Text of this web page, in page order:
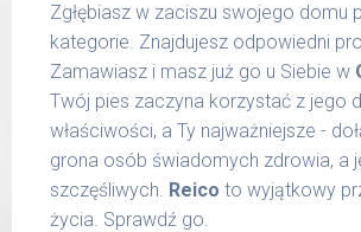
Zgłębiasz w zaciszu swojego domu
kategorie. Znajdujesz odpowiedni
Zamawiasz i masz już go u Siebie w
Twój pies zaczyna korzystać z jego
właściwości, a Ty najważniejsze -
grona osób świadomych zdrowia, a
szczęśliwych. Reico to wyjątkowy
życia. Sprawdź go.